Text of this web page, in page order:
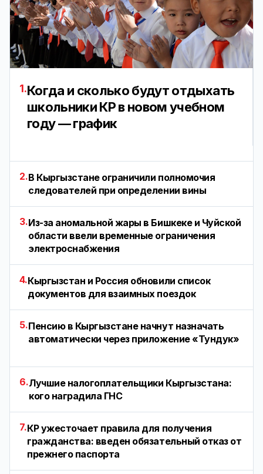
1.Когда и сколько будут отдыхать
школьники КР в новом учебном
году — график
2.В Кыргызстане ограничили полномочия
следователей при определении вины
3.Из-за аномальной жары в Бишкеке и Чуйской
области ввели временные ограничения
электроснабжения
4.Кыргызстан и Россия обновили список
документов для взаимных поездок
5.Пенсию в Кыргызстане начнут назначать
автоматически через приложение «Тундук»
6.Лучшие налогоплательщики Кыргызстана:
кого наградила ГНС
7.КР ужесточает правила для получения
гражданства: введен обязательный отказ от
прежнего паспорта